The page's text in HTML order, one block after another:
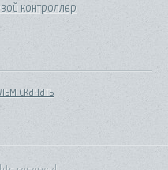
контроллер
скачать